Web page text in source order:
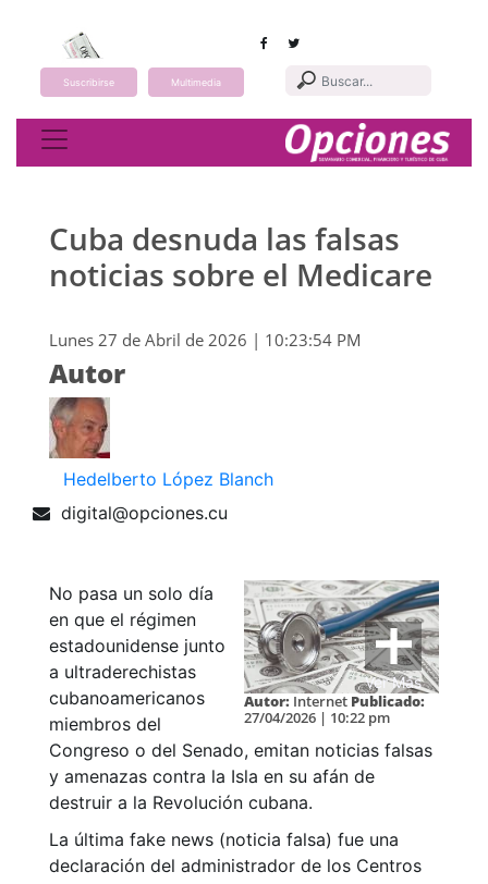
Suscribirse Multimedia
Toggle navigation
Cuba desnuda las falsas
noticias sobre el Medicare
Lunes 27 de Abril de 2026 | 10:23:54 PM
Autor
Hedelberto López Blanch
digital@opciones.cu
Ver Más
Autor: Internet Publicado:
27/04/2026 | 10:22 pm
No pasa un solo día
en que el régimen
estadounidense junto
a ultraderechistas
cubanoamericanos
miembros del
Congreso o del Senado, emitan noticias falsas
y amenazas contra la Isla en su afán de
destruir a la Revolución cubana.
La última fake news (noticia falsa) fue una
declaración del administrador de los Centros